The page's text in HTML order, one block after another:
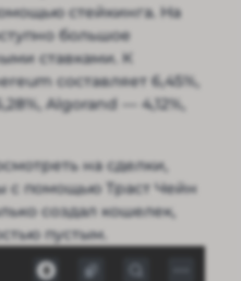
стейкинга. На
большое
ставками. К
составляет 6,45%,
Algorand — 4,12%,
на сделки,
с помощью Траст Чейн
создал кошелек,
пустым.